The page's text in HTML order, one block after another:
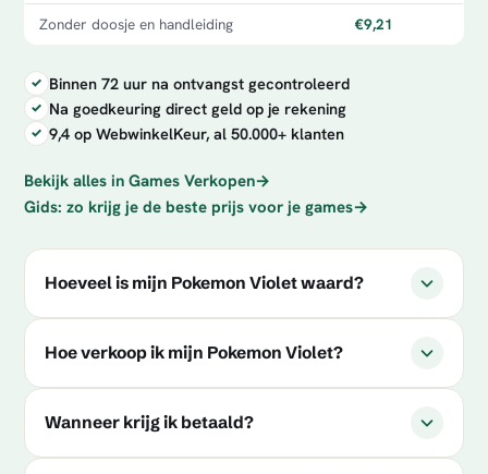
Zonder doosje en handleiding €9,21
Binnen 72 uur na ontvangst gecontroleerd
Na goedkeuring direct geld op je rekening
9,4 op WebwinkelKeur, al 50.000+ klanten
Bekijk alles in Games Verkopen→
Gids: zo krijg je de beste prijs voor je games→
Hoeveel is mijn Pokemon Violet waard?
Hoe verkoop ik mijn Pokemon Violet?
Wanneer krijg ik betaald?